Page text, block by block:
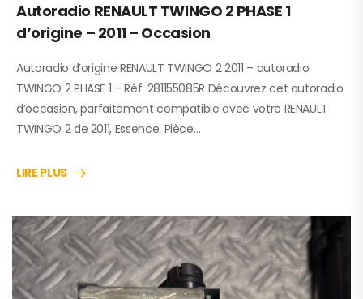
Autoradio RENAULT TWINGO 2 PHASE 1
d’origine – 2011 – Occasion
Autoradio d’origine RENAULT TWINGO 2 2011 – autoradio
TWINGO 2 PHASE 1 – Réf. 281155085R Découvrez cet autoradio
d’occasion, parfaitement compatible avec votre RENAULT
TWINGO 2 de 2011, Essence. Pièce…
LIRE PLUS